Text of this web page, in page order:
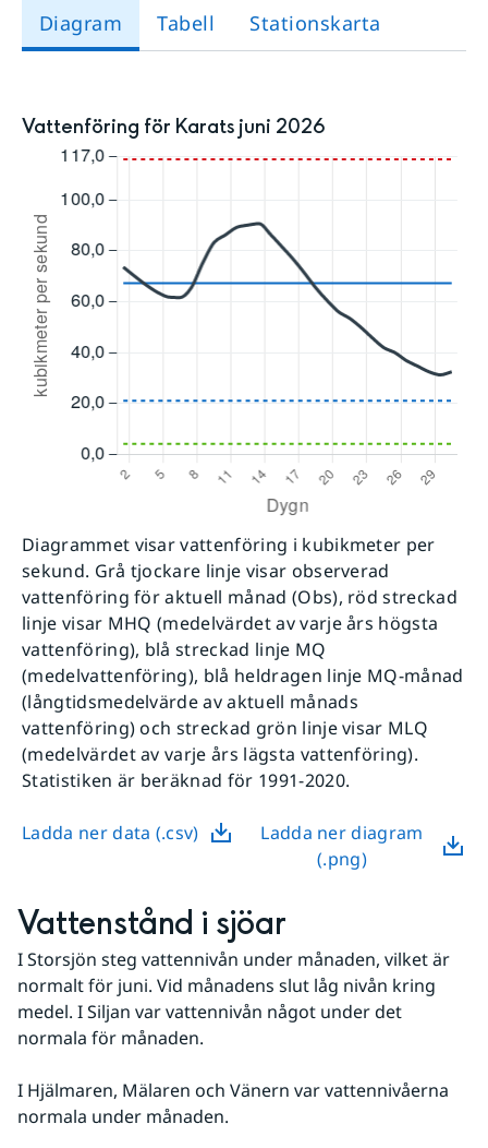
Diagram Tabell Stationskarta
Vattenföring för Karats juni 2026
Diagrammet visar vattenföring i kubikmeter per
sekund. Grå tjockare linje visar observerad
vattenföring för aktuell månad (Obs), röd streckad
linje visar MHQ (medelvärdet av varje års högsta
vattenföring), blå streckad linje MQ
(medelvattenföring), blå heldragen linje MQ-månad
(långtidsmedelvärde av aktuell månads
vattenföring) och streckad grön linje visar MLQ
(medelvärdet av varje års lägsta vattenföring).
Statistiken är beräknad för 1991-2020.
Ladda ner data (.csv)
Ladda ner diagram
(.png)
Vattenstånd i sjöar
I Storsjön steg vattennivån under månaden, vilket är
normalt för juni. Vid månadens slut låg nivån kring
medel. I Siljan var vattennivån något under det
normala för månaden.
I Hjälmaren, Mälaren och Vänern var vattennivåerna
normala under månaden.